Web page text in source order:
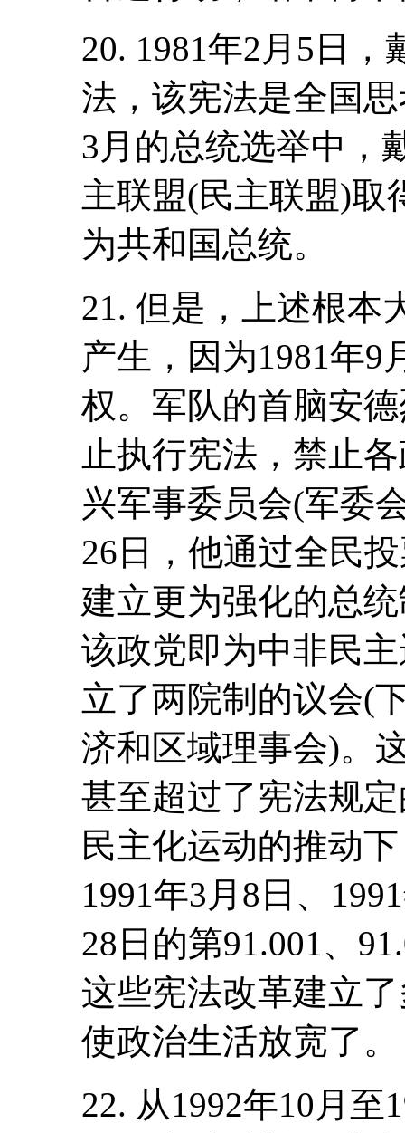
20. 1981年2月5日，
法，该宪法是全国
3月的总统选举中，
主联盟(民主联盟)取
为共和国总统。
21. 但是，上述根本
产生，因为1981年9
权。军队的首脑安
止执行宪法，禁止
兴军事委员会(军委
26日，他通过全民
建立更为强化的总
该政党即为中非民
立了两院制的议会(
济和区域理事会)。
甚至超过了宪法规
民主化运动的推动
1991年3月8日、
28日的第91.001、
这些宪法改革建立
使政治生活放宽了。
22. 从1992年10月至